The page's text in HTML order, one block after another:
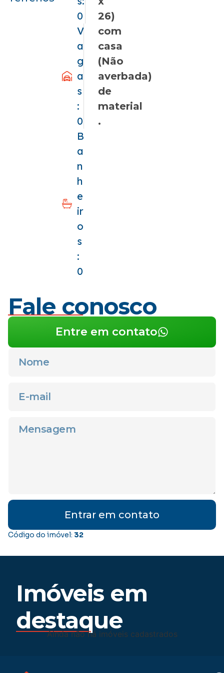
0
V
a
g
a
s
:
0
B
a
n
h
e
ir
o
s
:
0
26)
com
casa
(Não
averbada)
de
material
.
Fale conosco
Entre em contato
Entrar em contato
Código do imóvel: 32
Imóveis em
destaque
Ainda não há imóveis cadastrados